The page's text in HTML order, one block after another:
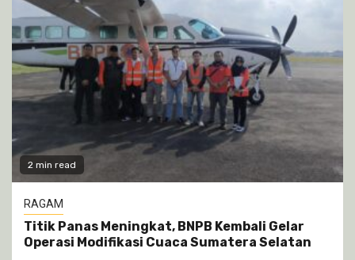
2 min read
RAGAM
Titik Panas Meningkat, BNPB Kembali Gelar
Operasi Modifikasi Cuaca Sumatera Selatan